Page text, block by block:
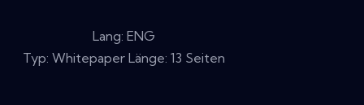
Lang: ENG
Typ: Whitepaper Länge: 13 Seiten